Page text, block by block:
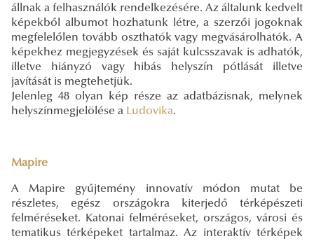
állnak a felhasználók rendelkezésére. Az általunk kedvelt
képekből albumot hozhatunk létre, a szerzői jogoknak
megfelelőlen tovább oszthatók vagy megvásárolhatók. A
képekhez megjegyzések és saját kulcsszavak is adhatók,
illetve hiányzó vagy hibás helyszín pótlását illetve
javítását is megtehetjük.
Jelenleg 48 olyan kép része az adatbázisnak, melynek
helyszínmegjelölése a Ludovika.
Mapire
A Mapire gyűjtemény innovatív módon mutat be
részletes, egész országokra kiterjedő térképészeti
felméréseket. Katonai felméréseket, országos, városi és
tematikus térképeket tartalmaz. Az interaktív térképek